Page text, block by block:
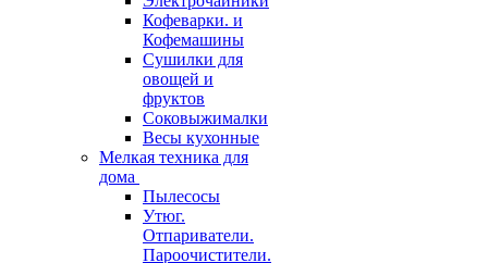
Кофеварки. и
Кофемашины
Сушилки для
овощей и
фруктов
Соковыжималки
Весы кухонные
Мелкая техника для
дома
Пылесосы
Утюг.
Отпариватели.
Пароочистители.